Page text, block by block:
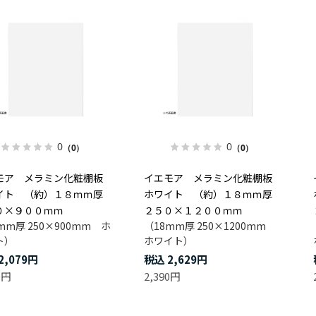
0（0）
ア メラミン化粧棚板
ト （約）１８ｍｍ厚
×９００ｍｍ
厚 250×900mm ホ
円
0（0）
イエモア メラミン化粧棚板
ホワイト （約）１８ｍｍ厚
２５０×１２００ｍｍ
（18mm厚 250×1200mm
ホワイト）
2,629円
2,390円